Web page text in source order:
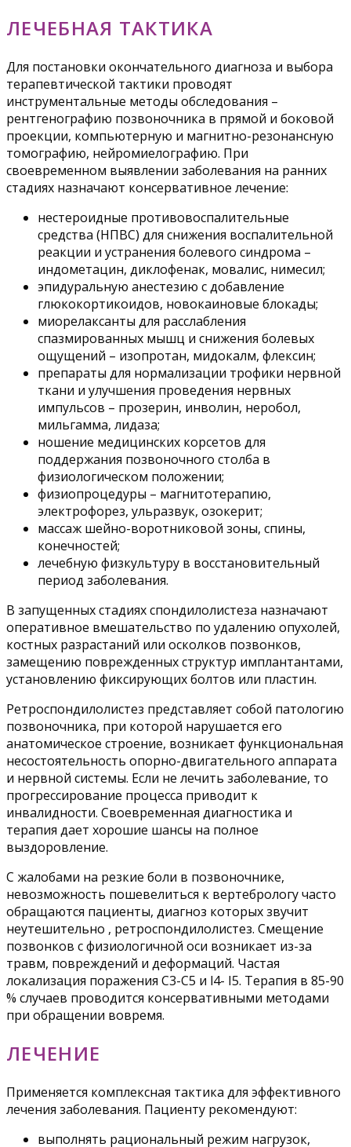
ЛЕЧЕБНАЯ ТАКТИКА
Для постановки окончательного диагноза и выбора
терапевтической тактики проводят
инструментальные методы обследования –
рентгенографию позвоночника в прямой и боковой
проекции, компьютерную и магнитно-резонансную
томографию, нейромиелографию. При
своевременном выявлении заболевания на ранних
стадиях назначают консервативное лечение:
нестероидные противовоспалительные
средства (НПВС) для снижения воспалительной
реакции и устранения болевого синдрома –
индометацин, диклофенак, мовалис, нимесил;
эпидуральную анестезию с добавление
глюкокортикоидов, новокаиновые блокады;
миорелаксанты для расслабления
спазмированных мышц и снижения болевых
ощущений – изопротан, мидокалм, флексин;
препараты для нормализации трофики нервной
ткани и улучшения проведения нервных
импульсов – прозерин, инволин, неробол,
мильгамма, лидаза;
ношение медицинских корсетов для
поддержания позвоночного столба в
физиологическом положении;
физиопроцедуры – магнитотерапию,
электрофорез, ульразвук, озокерит;
массаж шейно-воротниковой зоны, спины,
конечностей;
лечебную физкультуру в восстановительный
период заболевания.
В запущенных стадиях спондилолистеза назначают
оперативное вмешательство по удалению опухолей,
костных разрастаний или осколков позвонков,
замещению поврежденных структур имплантантами,
установлению фиксирующих болтов или пластин.
Ретроспондилолистез представляет собой патологию
позвоночника, при которой нарушается его
анатомическое строение, возникает функциональная
несостоятельность опорно-двигательного аппарата
и нервной системы. Если не лечить заболевание, то
прогрессирование процесса приводит к
инвалидности. Своевременная диагностика и
терапия дает хорошие шансы на полное
выздоровление.
С жалобами на резкие боли в позвоночнике,
невозможность пошевелиться к вертебрологу часто
обращаются пациенты, диагноз которых звучит
неутешительно , ретроспондилолистез. Смещение
позвонков с физиологичной оси возникает из-за
травм, повреждений и деформаций. Частая
локализация поражения С3-С5 и l4- I5. Терапия в 85-90
% случаев проводится консервативными методами
при обращении вовремя.
ЛЕЧЕНИЕ
Применяется комплексная тактика для эффективного
лечения заболевания. Пациенту рекомендуют:
выполнять рациональный режим нагрузок,